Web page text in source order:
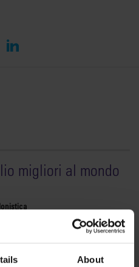
About
migliori al mondo
cutters